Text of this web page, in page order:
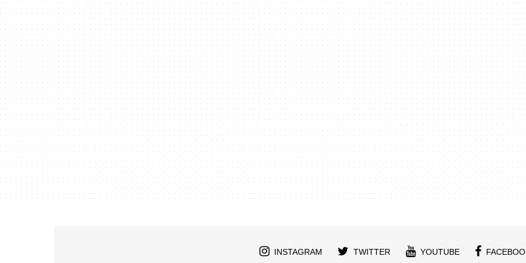
INSTAGRAM TWITTER YOUTUBE